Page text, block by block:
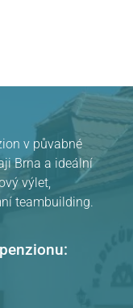
v půvabné
Brna a ideální
výlet,
teambuilding.